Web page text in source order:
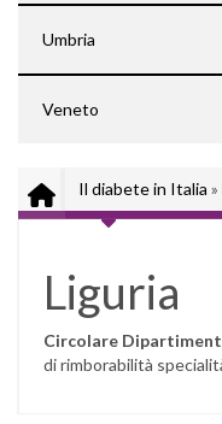
Umbria
Veneto
Il diabete in Italia »
Liguria
Circolare
di rimborabilità